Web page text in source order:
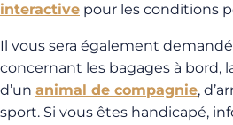
interactive pour les conditions
Il vous sera également
concernant les bagages à bord,
d’un animal de compagnie,
sport. Si vous êtes handicapé,